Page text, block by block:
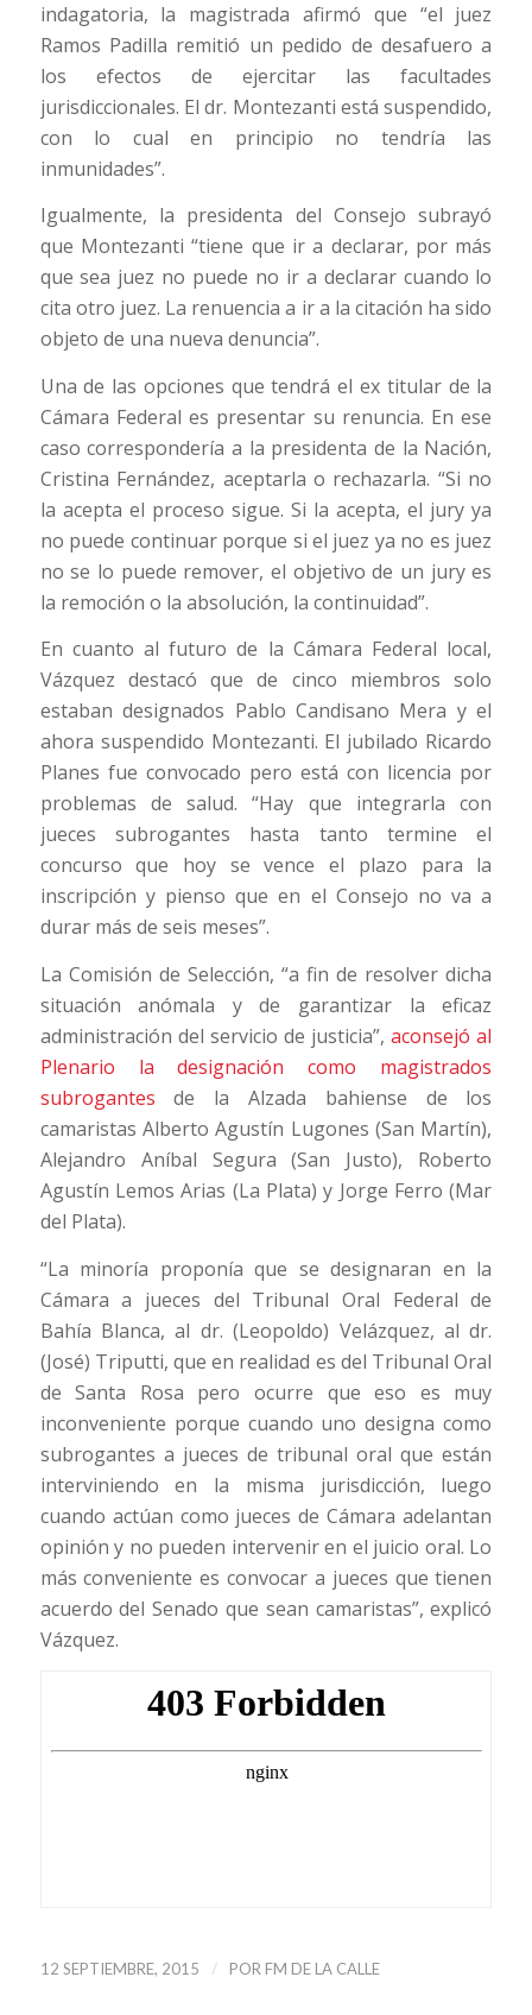
indagatoria, la magistrada afirmó que “el juez
Ramos Padilla remitió un pedido de desafuero a
los efectos de ejercitar las facultades
jurisdiccionales. El dr. Montezanti está suspendido,
con lo cual en principio no tendría las
inmunidades”.
Igualmente, la presidenta del Consejo subrayó
que Montezanti “tiene que ir a declarar, por más
que sea juez no puede no ir a declarar cuando lo
cita otro juez. La renuencia a ir a la citación ha sido
objeto de una nueva denuncia”.
Una de las opciones que tendrá el ex titular de la
Cámara Federal es presentar su renuncia. En ese
caso correspondería a la presidenta de la Nación,
Cristina Fernández, aceptarla o rechazarla. “Si no
la acepta el proceso sigue. Si la acepta, el jury ya
no puede continuar porque si el juez ya no es juez
no se lo puede remover, el objetivo de un jury es
la remoción o la absolución, la continuidad”.
En cuanto al futuro de la Cámara Federal local,
Vázquez destacó que de cinco miembros solo
estaban designados Pablo Candisano Mera y el
ahora suspendido Montezanti. El jubilado Ricardo
Planes fue convocado pero está con licencia por
problemas de salud. “Hay que integrarla con
jueces subrogantes hasta tanto termine el
concurso que hoy se vence el plazo para la
inscripción y pienso que en el Consejo no va a
durar más de seis meses”.
La Comisión de Selección, “a fin de resolver dicha
situación anómala y de garantizar la eficaz
administración del servicio de justicia”,aconsejó al
Plenario la designación como magistrados
subrogantes de la Alzada bahiense de los
camaristas Alberto Agustín Lugones (San Martín),
Alejandro Aníbal Segura (San Justo), Roberto
Agustín Lemos Arias (La Plata) y Jorge Ferro (Mar
del Plata).
“La minoría proponía que se designaran en la
Cámara a jueces del Tribunal Oral Federal de
Bahía Blanca, al dr. (Leopoldo) Velázquez, al dr.
(José) Triputti, que en realidad es del Tribunal Oral
de Santa Rosa pero ocurre que eso es muy
inconveniente porque cuando uno designa como
subrogantes a jueces de tribunal oral que están
interviniendo en la misma jurisdicción, luego
cuando actúan como jueces de Cámara adelantan
opinión y no pueden intervenir en el juicio oral. Lo
más conveniente es convocar a jueces que tienen
acuerdo del Senado que sean camaristas”, explicó
Vázquez.
12 SEPTIEMBRE, 2015 / POR FM DE LA CALLE